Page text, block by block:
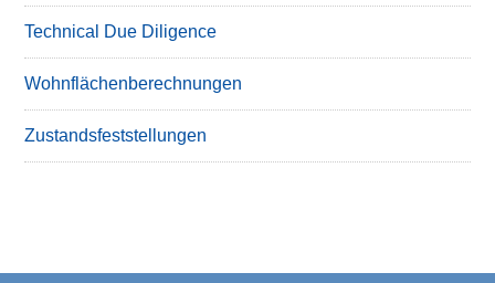
Technical Due Diligence
Wohnflächenberechnungen
Zustandsfeststellungen